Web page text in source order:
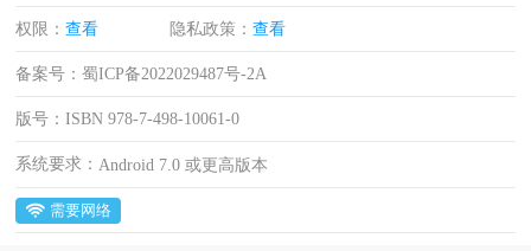
权限：查看 隐私政策：查看
备案号：蜀ICP备2022029487号-2A
版号：ISBN 978-7-498-10061-0
系统要求： Android 7.0 或更高版本
需要网络